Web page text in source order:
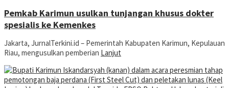
Pemkab Karimun usulkan tunjangan khusus dokter
spesialis ke Kemenkes
Jakarta, JurnalTerkini.id – Pemerintah Kabupaten Karimun, Kepulauan
Riau, mengusulkan pemberian Lanjut